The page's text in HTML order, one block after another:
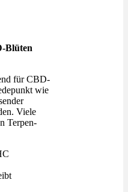
Blüten
für CBD-
wie
Viele
Terpen-